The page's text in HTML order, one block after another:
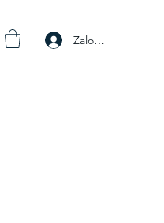
Zaloguj się